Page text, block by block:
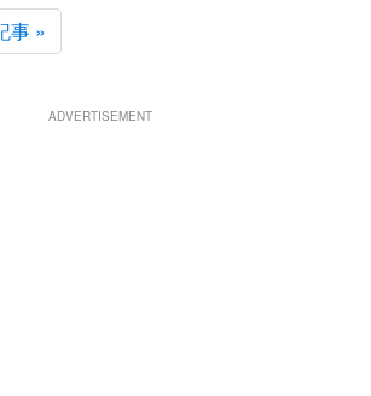
事 »
ADVERTISEMENT